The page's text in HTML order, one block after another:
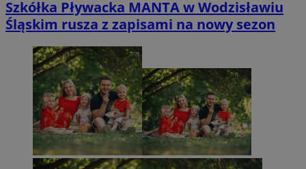
Szkółka Pływacka MANTA w Wodzisławiu
Śląskim rusza z zapisami na nowy sezon